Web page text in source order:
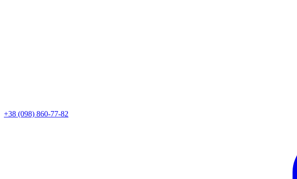
+38 (098) 860-77-82